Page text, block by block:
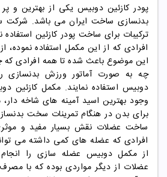
پودر کازئین دوبیس یکی از بهترین و
بدنسازی ساخت ایران می باشد. شرکت
ترکیبات برای ساخت پودر کازئین
افرادی که از این مکمل استفاده نموده،
این موضوع باعث شده تا همه افرادی
چه به صورت آماتور ورزش بدنسازی
دوبیس استفاده نمایند. مکمل کازئین
وجود بهترین اسید آمینه های شاخه
برای بدن در هنگام تمرینات سخت
ساخت عضلات نقش بسیار مفید و
افرادی که عضله های کمی داشته می
از مکمل دوبیس عضله سازی را
عضلات از دیگر مواردی بوده که با